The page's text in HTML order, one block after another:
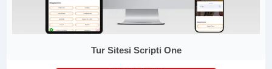
Tur Sitesi Scripti One